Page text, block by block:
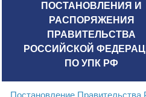
ПОСТАНОВЛЕНИЯ И
РАСПОРЯЖЕНИЯ
ПРАВИТЕЛЬСТВА
РОССИЙСКОЙ
ПО УПК РФ